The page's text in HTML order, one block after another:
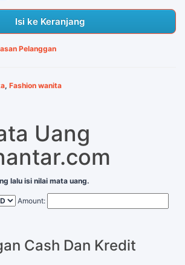
Isi ke Keranjang
Pelanggan
, Fashion wanita
Uang
lalu isi nilai mata uang.
Amount:
Cash Dan Kredit